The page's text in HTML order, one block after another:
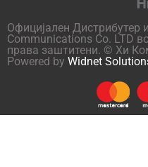
Официјален Дистрибутер
Communications Co. LTD
права заштитени. © Хи
Powered by Widnet